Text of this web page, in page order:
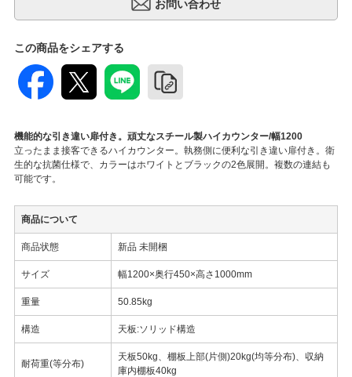
この商品をシェアする
機能的な引き違い扉付き。頑丈なスチール製ハイカウンター/幅1200
立ったまま接客できるハイカウンター。執務側に便利な引き違い扉付き。衛
生的な抗菌仕様で、カラーはホワイトとブラックの2色展開。複数の連結も
可能です。
商品について
商品状態 新品 未開梱
サイズ 幅1200×奥行450×高さ1000mm
重量 50.85kg
構造 天板:ソリッド構造
耐荷重(等分布)
天板50kg、棚板上部(片側)20kg(均等分布)、収納
庫内棚板40kg